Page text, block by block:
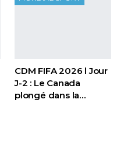
CDM FIFA 2026 l Jour
J-2 : Le Canada
plongé dans la…